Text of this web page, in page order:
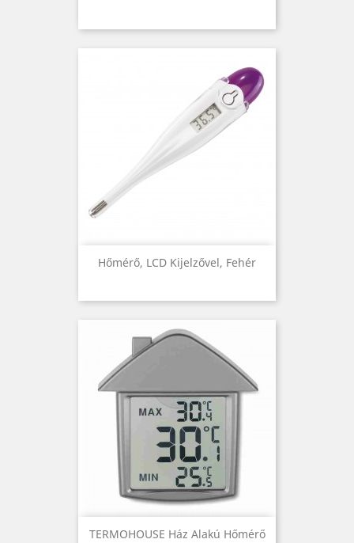
Hőmérő, LCD Kijelzővel, Fehér
TERMOHOUSE Ház Alakú Hőmérő